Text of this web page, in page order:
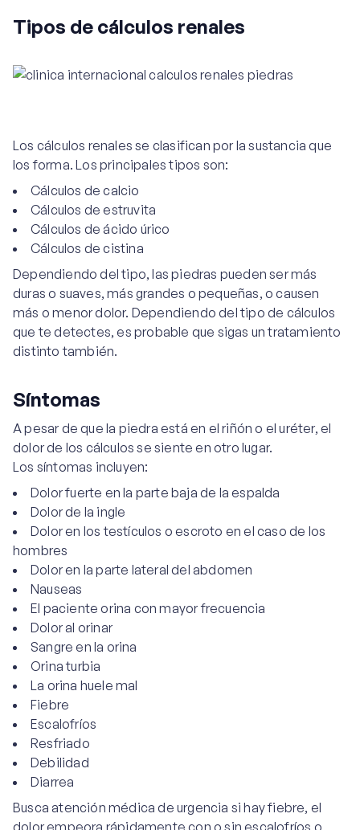
Tipos de cálculos renales
Los cálculos renales se clasifican por la sustancia que
los forma. Los principales tipos son:
Cálculos de calcio
Cálculos de estruvita
Cálculos de ácido úrico
Cálculos de cistina
Dependiendo del tipo, las piedras pueden ser más
duras o suaves, más grandes o pequeñas, o causen
más o menor dolor. Dependiendo del tipo de cálculos
que te detectes, es probable que sigas un tratamiento
distinto también.
Síntomas
A pesar de que la piedra está en el riñón o el uréter, el
dolor de los cálculos se siente en otro lugar.
Los síntomas incluyen:
Dolor fuerte en la parte baja de la espalda
Dolor de la ingle
Dolor en los testículos o escroto en el caso de los
hombres
Dolor en la parte lateral del abdomen
Nauseas
El paciente orina con mayor frecuencia
Dolor al orinar
Sangre en la orina
Orina turbia
La orina huele mal
Fiebre
Escalofríos
Resfriado
Debilidad
Diarrea
Busca atención médica de urgencia si hay fiebre, el
dolor empeora rápidamente con o sin escalofríos o